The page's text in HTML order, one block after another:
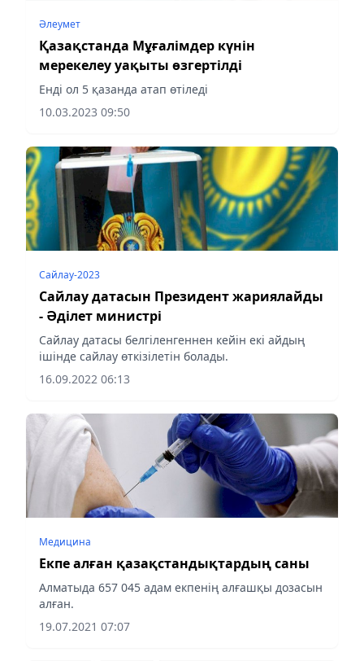
Әлеумет
Қазақстанда Мұғалімдер күнін
мерекелеу уақыты өзгертілді
Енді ол 5 қазанда атап өтіледі
10.03.2023 09:50
Сайлау-2023
Сайлау датасын Президент жариялайды
- Әділет министрі
Сайлау датасы белгіленгеннен кейін екі айдың
ішінде сайлау өткізілетін болады.
16.09.2022 06:13
Медицина
Екпе алған қазақстандықтардың саны
Алматыда 657 045 адам екпенің алғашқы дозасын
алған.
19.07.2021 07:07